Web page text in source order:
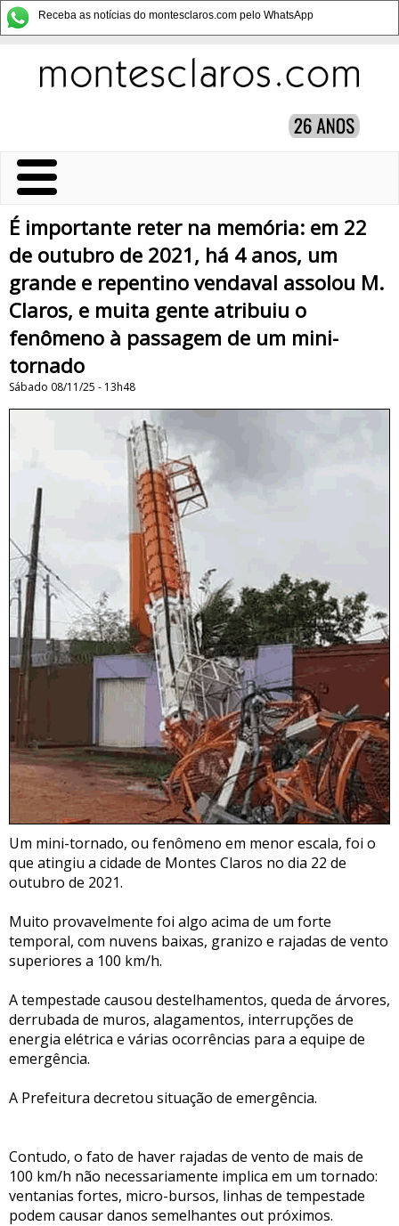
Receba as notícias do montesclaros.com pelo WhatsApp
É importante reter na memória: em 22
de outubro de 2021, há 4 anos, um
grande e repentino vendaval assolou M.
Claros, e muita gente atribuiu o
fenômeno à passagem de um mini-
tornado
Sábado 08/11/25 - 13h48
Um mini-tornado, ou fenômeno em menor escala, foi o
que atingiu a cidade de Montes Claros no dia 22 de
outubro de 2021.
Muito provavelmente foi algo acima de um forte
temporal, com nuvens baixas, granizo e rajadas de vento
superiores a 100 km/h.
A tempestade causou destelhamentos, queda de árvores,
derrubada de muros, alagamentos, interrupções de
energia elétrica e várias ocorrências para a equipe de
emergência.
A Prefeitura decretou situação de emergência.
Contudo, o fato de haver rajadas de vento de mais de
100 km/h não necessariamente implica em um tornado:
ventanias fortes, micro-bursos, linhas de tempestade
podem causar danos semelhantes out próximos.